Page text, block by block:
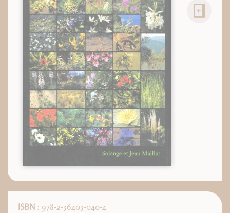
ISBN : 978-2-36403-040-4